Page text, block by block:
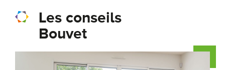
Les conseils
Bouvet